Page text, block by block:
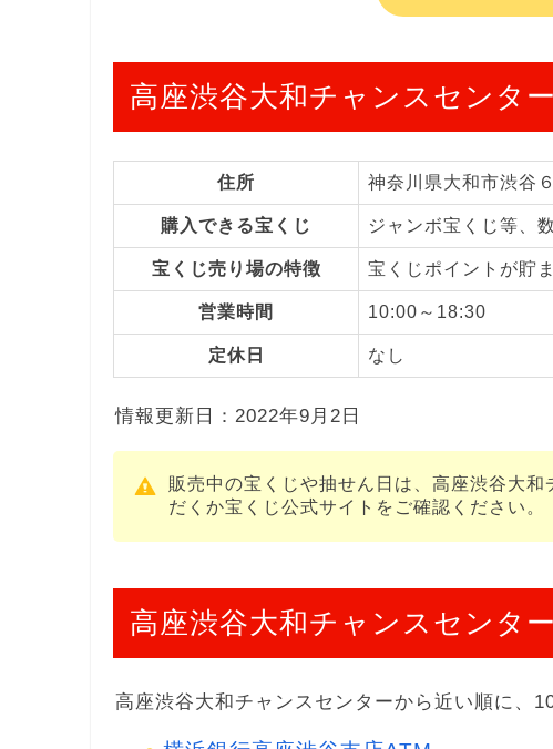
高座渋谷大和チャンスセンタ
住所 神奈川県大和市渋谷
購入できる宝くじ ジャンボ宝くじ等、
宝くじ売り場の特徴 宝くじポイントが貯
営業時間 10:00～18:30
定休日 なし
情報更新日：2022年9月2日
販売中の宝くじや抽せん日は、高座渋谷大
だくか宝くじ公式サイトをご確認ください。
高座渋谷大和チャンスセンタ
高座渋谷大和チャンスセンターから近い順に、